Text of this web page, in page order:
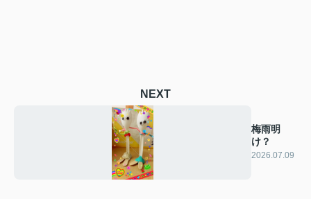
NEXT
梅雨明
け？
2026.07.09